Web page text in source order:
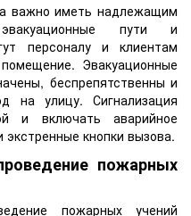
важно иметь надлежащим
пути и
персоналу и клиентам
Эвакуационные
беспрепятственны и
на улицу. Сигнализация
и включать аварийное
кнопки вызова.
пожарных
пожарных учений